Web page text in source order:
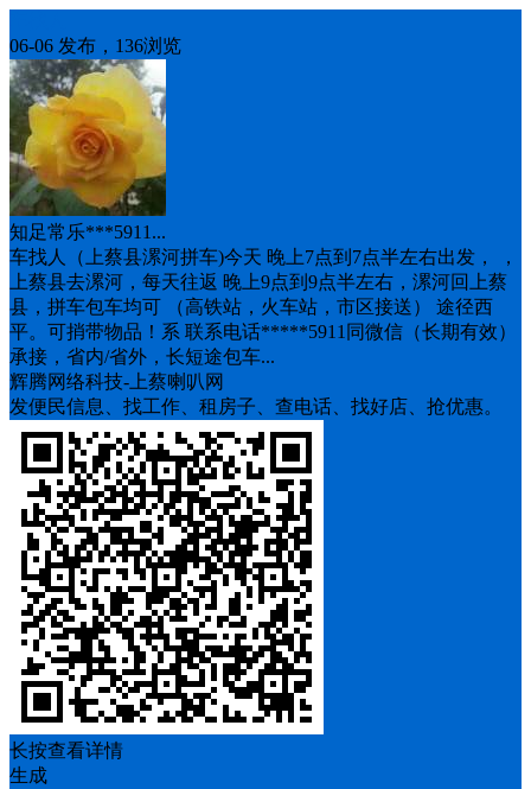
06-06 发布，136浏览
知足常乐***5911...
车找人（上蔡县漯河拼车)今天 晚上7点到7点半左右出发， ，
上蔡县去漯河，每天往返 晚上9点到9点半左右，漯河回上蔡
县，拼车包车均可 （高铁站，火车站，市区接送） 途径西
平。可捎带物品！系 联系电话*****5911同微信（长期有效）
承接，省内/省外，长短途包车...
辉腾网络科技-上蔡喇叭网
发便民信息、找工作、租房子、查电话、找好店、抢优惠。
长按查看详情
生成